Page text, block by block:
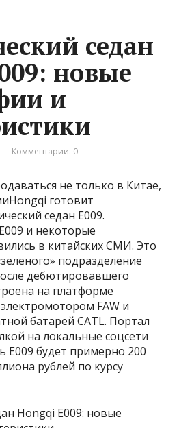
седан
новые
и
Комментарии: 0
не только в Китае,
готовит
седан E009.
и некоторые
в китайских СМИ. Это
подразделение
дебютировавшего
на платформе
FAW и
батарей CATL. Портал
на локальные соцсети
E009 будет примерно 200
рублей по курсу